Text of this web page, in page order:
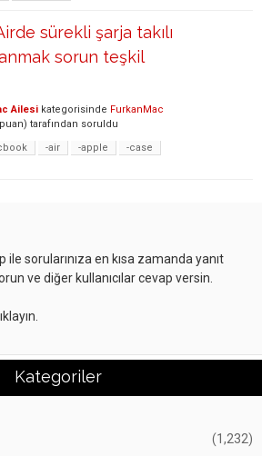
sürekli şarja takılı
sorun teşkil
Ailesi kategorisinde FurkanMac
puan) tarafından soruldu
-air -apple
-case
ile sorularınıza en kısa zamanda yanıt
ve diğer kullanıcılar cevap versin.
Kategoriler
(1,232)